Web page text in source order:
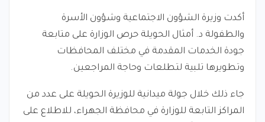
أكدت وزيرة الشؤون الاجتماعية وشؤون الأسرة
والطفولة د. أمثال الحويلة حرص الوزارة على متابعة
جودة الخدمات المقدمة في مختلف المحافظات
وتطويرها تلبية لتطلعات وحاجة المراجعين.
جاء ذلك خلال جولة ميدانية للوزيرة الحويلة على عدد من
المراكز التابعة للوزارة في محافظة الجهراء، للاطلاع على